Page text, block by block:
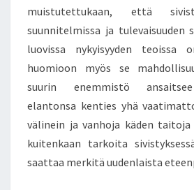
U
S
T
I
N
N
E
U
L
muistutettukaan, että
suunnitelmissa ja tulevaisuuden
luovissa nykyisyyden teoissa
huomioon myös se
suurin enemmistö ansaitsee
elantonsa kenties yhä
välinein ja vanhoja käden
kuitenkaan tarkoita
saattaa merkitä uudenlaista